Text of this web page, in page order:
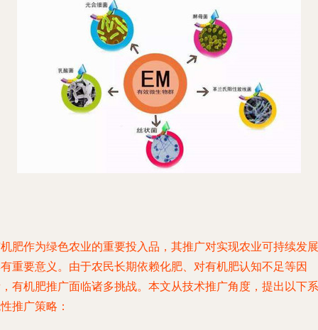
肥作为绿色农业的重要投入品，其推广对实现农业可持续发展
重要意义。由于农民长期依赖化肥、对有机肥认知不足等因
有机肥推广面临诸多挑战。本文从技术推广角度，提出以下系
推广策略：